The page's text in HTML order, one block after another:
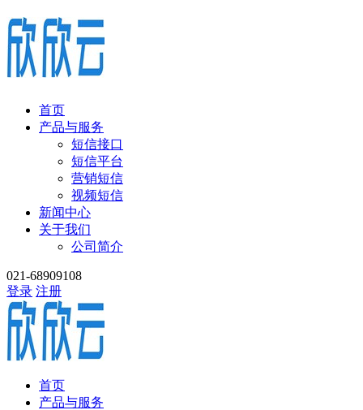
首页
产品与服务
短信接口
短信平台
营销短信
视频短信
新闻中心
关于我们
公司简介
021-68909108
登录 注册
首页
产品与服务